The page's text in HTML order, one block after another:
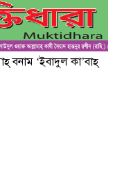
বনাম ‘ইবাদুল কা’বাহ্